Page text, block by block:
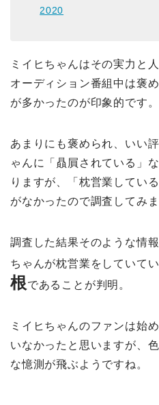
2020
ミイヒちゃんはその実力と
オーディション番組中は褒
が多かったのが印象的です。
あまりにも褒められ、いい
ゃんに「贔屓されている」
りますが、「枕営業してい
がなかったので調査してみま
調査した結果そのような情
ちゃんが枕営業をしていて
根であることが判明。
ミイヒちゃんのファンは始
いなかったと思いますが、
な憶測が飛ぶようですね。